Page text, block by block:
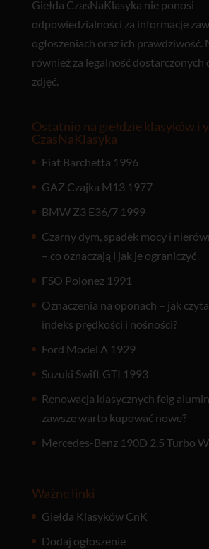
Giełda CzasNaKlasyka nie ponosi
odpowiedzialności za informacje
ogłoszeniach oraz ich prawdziwość.
również za legalność dostarczonych
zdjęć.
Ostatnio na giełdzie klasyków i
CzasNaKlasyka
Fiat Barchetta 1996
GAZ Czajka M13 1977
BMW Z3 E36/7 1999
Czarny dym, spadek mocy i
– co oznaczają i jak je ograniczyć
FSO Polonez 1991
Oznaczenia na oponach – jak
indeks prędkości i nośności?
Ford Model A 1929
Suzuki Swift GTI 1993
Renowacja klasycznych felg
zawsze warto kupować nowe?
Mercedes-Benz 190D 2.5 Turbo
Ważne linki
Giełda Klasyków CnK
Dodaj ogłoszenie